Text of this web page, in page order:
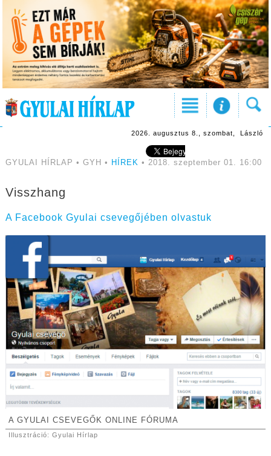
2026. augusztus 8., szombat, László
GYULAI HÍRLAP • GYH • HÍREK • 2018. szeptember 01. 16:00
Visszhang
A Facebook Gyulai csevegőjében olvastuk
A GYULAI CSEVEGŐK ONLINE FÓRUMA
Illusztráció: Gyulai Hírlap